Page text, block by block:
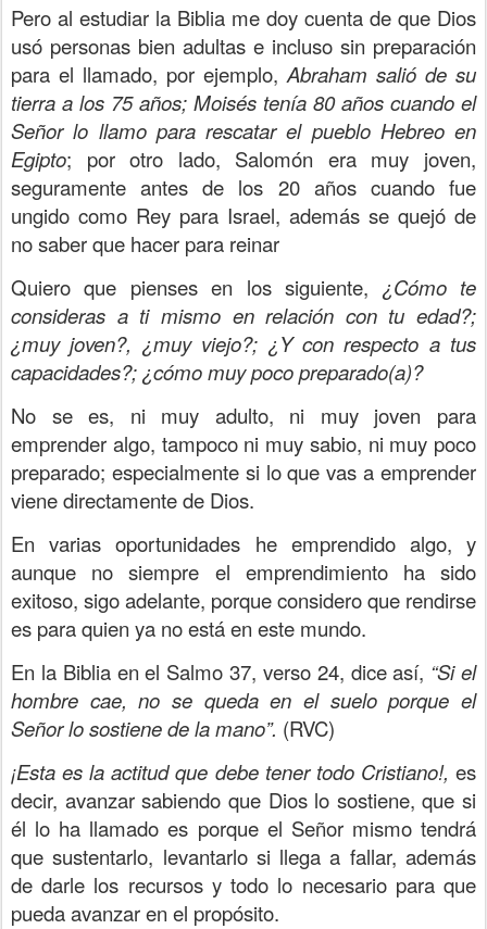
Pero al estudiar la Biblia me doy cuenta de que Dios
usó personas bien adultas e incluso sin preparación
para el llamado, por ejemplo,Abraham salió de su
tierra a los 75 años; Moisés tenía 80 años cuando el
Señor lo llamo para rescatar el pueblo Hebreo en
Egipto; por otro lado, Salomón era muy joven,
seguramente antes de los 20 años cuando fue
ungido como Rey para Israel, además se quejó de
no saber que hacer para reinar
Quiero que pienses en los siguiente, ¿Cómo te
consideras a ti mismo en relación con tu edad?;
¿muy joven?, ¿muy viejo?; ¿Y con respecto a tus
capacidades?; ¿cómo muy poco preparado(a)?
No se es, ni muy adulto, ni muy joven para
emprender algo, tampoco ni muy sabio, ni muy poco
preparado; especialmente si lo que vas a emprender
viene directamente de Dios.
En varias oportunidades he emprendido algo, y
aunque no siempre el emprendimiento ha sido
exitoso, sigo adelante, porque considero que rendirse
es para quien ya no está en este mundo.
En la Biblia en el Salmo 37, verso 24, dice así, “Si el
hombre cae, no se queda en el sueloporque el
Señor lo sostiene de la mano”. (RVC)
¡Esta es la actitud que debe tener todo Cristiano!, es
decir, avanzar sabiendo que Dios lo sostiene, que si
él lo ha llamado es porque el Señor mismo tendrá
que sustentarlo, levantarlo si llega a fallar, además
de darle los recursos y todo lo necesario para que
pueda avanzar en el propósito.